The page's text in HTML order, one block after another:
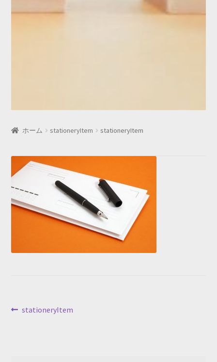
ホーム stationeryItem stationeryItem
投前
stationeryItem